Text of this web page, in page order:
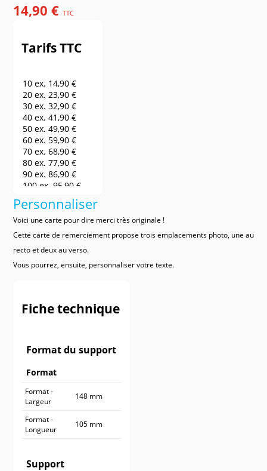
14,90 €TTC
Tarifs TTC
10 ex. 14,90 €
20 ex.23,90 €
30 ex.32,90 €
40 ex.41,90 €
50 ex.49,90 €
60 ex. 59,90 €
70 ex.68,90 €
80 ex.77,90 €
90 ex.86,90 €
100 ex.95,90 €
140,90 €
200 ex.185,90 €
250 ex.230,90 €
300 ex.
275,90 €
500 ex.365,90 €
600 ex.410,90 €
1 000 ex.590,90 €
Personnaliser
Voici une carte pour dire merci très originale !
Cette carte de remerciement propose trois emplacements photo, une au
recto et deux au verso.
Vous pourrez, ensuite, personnaliser votre texte.
Fiche technique
Format du support
Format
Format -
Largeur
148 mm
Format -
Longueur
105 mm
Support